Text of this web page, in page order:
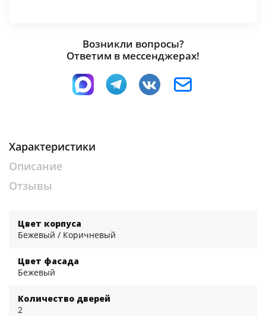
AMAZON Графит/
AMAZON
Кашемир/
Каштан
Возникли вопросы?
Ответим в мессенджерах!
Характеристики
Описание
Отзывы
Цвет корпуса
Бежевый / Коричневый
Цвет фасада
Бежевый
Количество дверей
2